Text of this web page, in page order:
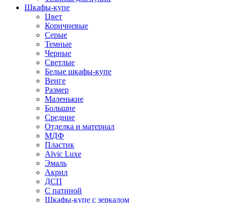
Шкафы-купе
Цвет
Коричневые
Серые
Темные
Черные
Светлые
Белые шкафы-купе
Венге
Размер
Маленькие
Большие
Средние
Отделка и материал
МДФ
Пластик
Alvic Luxe
Эмаль
Акрил
ДСП
С патиной
Шкафы-купе с зеркалом